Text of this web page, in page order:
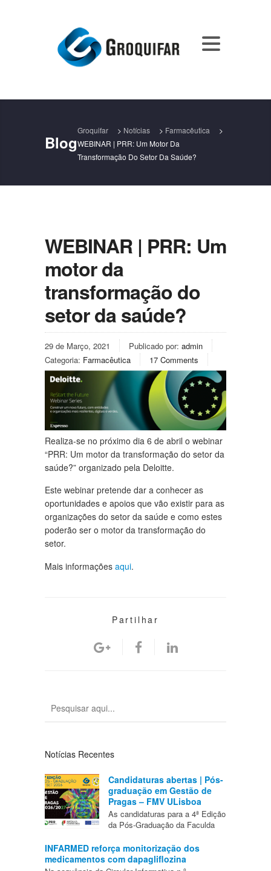
Blog
Groquifar > Notícias > Farmacêutica
>
WEBINAR | PRR: Um Motor Da
Transformação Do Setor Da Saúde?
WEBINAR | PRR: Um
motor da
transformação do
setor da saúde?
29 de Março, 2021 Publicado por: admin
Categoria: Farmacêutica 17 Comments
Realiza-se no próximo dia 6 de abril o webinar
“PRR: Um motor da transformação do setor da
saúde?” organizado pela Deloitte.
Este webinar pretende dar a conhecer as
oportunidades e apoios que vão existir para as
organizações do setor da saúde e como estes
poderão ser o motor da transformação do
setor.
Mais informações aqui.
Partilhar
Notícias Recentes
Candidaturas abertas | Pós-
graduação em Gestão de
Pragas – FMV ULisboa
As candidaturas para a 4ª Edição
da Pós-Graduação da Faculda
INFARMED reforça monitorização dos
medicamentos com dapagliflozina